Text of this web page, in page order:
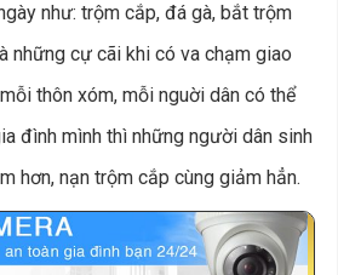
như: trộm cắp, đá gà, bắt trộm
những cự cãi khi có va chạm giao
thôn xóm, mỗi nguời dân có thể
đình mình thì những người dân sinh
hơn, nạn trộm cắp cùng giảm hẳn.